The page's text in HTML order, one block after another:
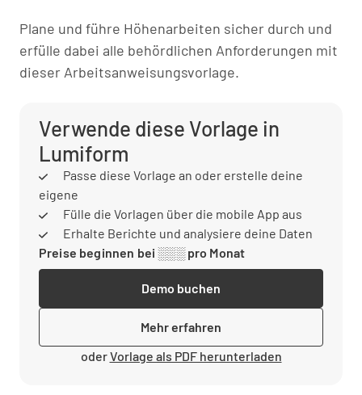
Plane und führe Höhenarbeiten sicher durch und
erfülle dabei alle behördlichen Anforderungen mit
dieser Arbeitsanweisungsvorlage.
Verwende diese Vorlage in
Lumiform
Passe diese Vorlage an oder erstelle deine
eigene
Fülle die Vorlagen über die mobile App aus
Erhalte Berichte und analysiere deine Daten
Preise beginnen bei ░░░ pro Monat
Demo buchen
Mehr erfahren
oderVorlage als PDF herunterladen